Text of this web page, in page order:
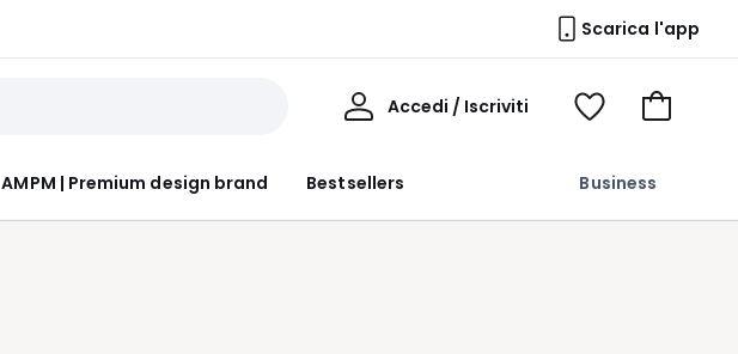
Scarica l'app
AMPM | Premium design brand Bestsellers Business
Accedi / Iscriviti
Voir
Vai